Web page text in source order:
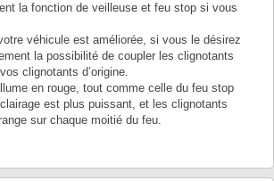
la fonction de veilleuse et feu stop si vous
véhicule est améliorée, si vous le désirez
la possibilité de coupler les clignotants
clignotants d’origine.
en rouge, tout comme celle du feu stop
est plus puissant, et les clignotants
sur chaque moitié du feu.